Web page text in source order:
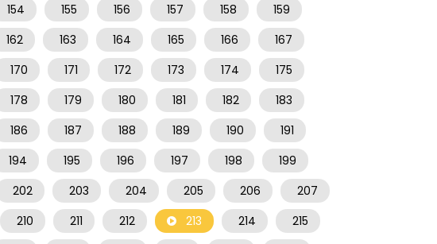
154 155 156 157 158
159
162 163 164 165 166
167
170 171 172 173 174
175
178 179 180 181 182
183
186 187 188 189 190
191
194 195 196 197 198
199
202 203 204 205 206
207
210 211 212 213 214
215